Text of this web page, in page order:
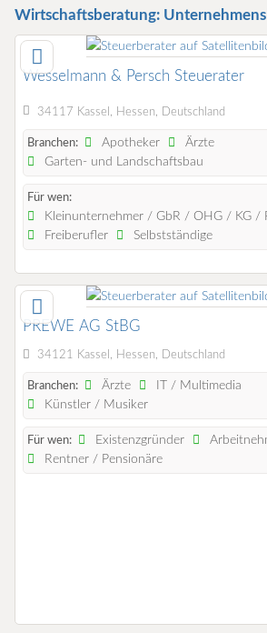
Wirtschaftsberatung:
Wesselmann & Persch Steuerater
34117 Kassel, Hessen, Deutschland
Branchen: Apotheker
Ärzte
Garten- und Landschaftsbau
Für wen:
Kleinunternehmer / GbR / OHG / KG /
Freiberufler
Selbstständige
PREWE AG StBG
34121 Kassel, Hessen, Deutschland
Branchen: Ärzte
IT / Multimedia
Künstler / Musiker
Für wen: Existenzgründer
Rentner / Pensionäre